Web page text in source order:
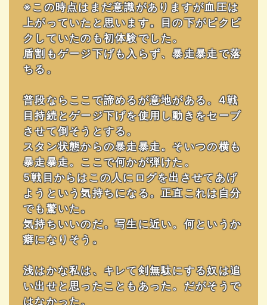
※この時点はまだ意識がありますが血圧は
上がっていたと思います。目の下がピクピ
クしていたのも初体験でした。
盾割もゲージ下げも入らず、暴走暴走で落
ちる。
普段ならここで諦めるが意地がある。4戦
目持続とゲージ下げを使用し動きをセーブ
させて倒そうとする。
スタン状態からの暴走暴走。そいつの横も
暴走暴走。ここで何かが弾けた。
5戦目からはこの人にログを出させてあげ
ようという気持ちになる。正直これは自分
でも驚いた。
気持ちいいのだ。写生に近い。何というか
癖になりそう。
浅はかな私は、キレて剣無駄にする奴は追
い出せと思ったこともあった。だがそうで
はなかった。